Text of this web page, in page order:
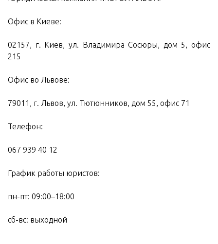
Офис в Киеве:
02157, г. Киев, ул. Владимира Сосюры, дом 5, офис
215
Офис во Львове:
79011, г. Львов, ул. Тютюнников, дом 55, офис 71
Телефон:
067 939 40 12
График работы юристов:
пн-пт: 09:00–18:00
сб-вс: выходной